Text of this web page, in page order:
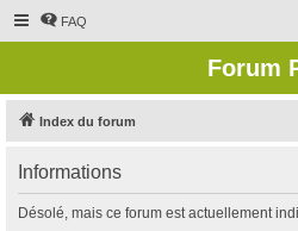
FAQ
Forum
Index du forum
Informations
Désolé, mais ce forum est actuellement